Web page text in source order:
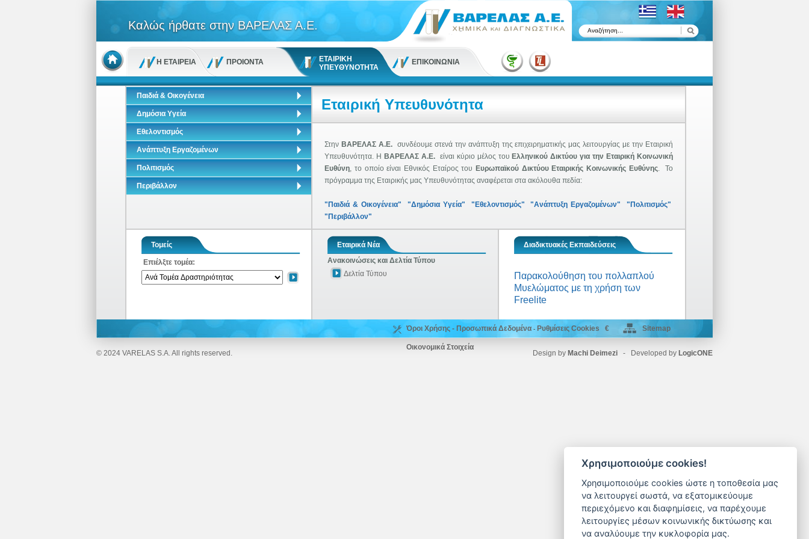
Καλώς ήρθατε στην ΒΑΡΕΛΑΣ Α.Ε.
Η ΕΤΑΙΡΕΙΑ ΠΡΟΙΟΝΤΑ
ΕΤΑΙΡΙΚΗ
ΥΠΕΥΘΥΝΟΤΗΤΑ
ΕΠΙΚΟΙΝΩΝΙΑ
Παιδιά & Οικογένεια
Δημόσια Υγεία
Εθελοντισμός
Ανάπτυξη Εργαζομένων
Πολιτισμός
Περιβάλλον
Εταιρική Υπευθυνότητα
Στην BΑΡΕΛΑΣ Α.Ε. συνδέουμε στενά την ανάπτυξη της επιχειρηματικής μας λειτουργίας με την Εταιρική
Υπευθυνότητα. Η BΑΡΕΛΑΣ Α.Ε. είναι κύριο μέλος του Ελληνικού Δικτύου για την Εταιρική Κοινωνική
Ευθύνη, το οποίο είναι Εθνικός Εταίρος του Ευρωπαϊκού Δικτύου Εταιρικής Κοινωνικής Ευθύνης. Το
πρόγραμμα της Εταιρικής μας Υπευθυνότητας αναφέρεται στα ακόλουθα πεδία:
"Παιδιά & Οικογένεια" "Δημόσια Υγεία" "Εθελοντισμός" "Ανάπτυξη Εργαζομένων"
"Πολιτισμός"
"Περιβάλλον"
Τομείς
Επιέλξτε τομέα:
Εταιρικά Νέα
Ανακοινώσεις και Δελτία Τύπου
Δελτία Τύπου
Διαδικτυακές Εκπαιδεύσεις
Παρακολούθηση του πολλαπλού
Μυελώματος με τη χρήση των
Freelite
Όροι Χρήσης - Προσωπικά Δεδομένα - Ρυθμίσεις Cookies €
Οικονομικά Στοιχεία
Sitemap
© 2024 VARELAS S.A. All rights reserved. Design by Machi Deimezi - Developed by LogicONE
Χρησιμοποιούμε cookies!
Χρησιμοποιούμε cookies ώστε η τοποθεσία μας
να λειτουργεί σωστά, να εξατομικεύουμε
περιεχόμενο και διαφημίσεις, να παρέχουμε
λειτουργίες μέσων κοινωνικής δικτύωσης και
να αναλύουμε την κυκλοφορία μας.